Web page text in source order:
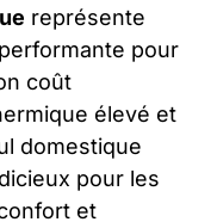
représente
pour
coût
élevé et
domestique
pour les
et